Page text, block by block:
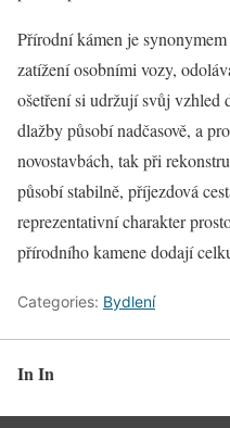
Přírodní kámen je
zatížení osobními vozy,
ošetření si udržují svůj vzhled
dlažby působí nadčasově, a
novostavbách, tak při
působí stabilně, příjezdová
reprezentativní charakter
přírodního kamene dodají
Categories: Bydlení
In In